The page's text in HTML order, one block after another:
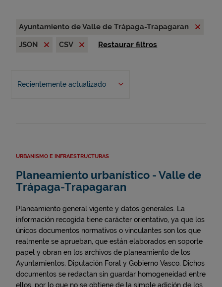
Ayuntamiento de Valle de Trápaga-Trapagaran
JSON
CSV Restaurar filtros
Recientemente actualizado
URBANISMO E INFRAESTRUCTURAS
Planeamiento urbanístico - Valle de
Trápaga-Trapagaran
Planeamiento general vigente y datos generales. La
información recogida tiene carácter orientativo, ya que los
únicos documentos normativos o vinculantes son los que
realmente se aprueban, que están elaborados en soporte
papel y obran en los archivos de planeamiento de los
Ayuntamientos, Diputación Foral y Gobierno Vasco. Dichos
documentos se redactan sin guardar homogeneidad entre
ellos, por lo que no se obtiene de la simple adición de los